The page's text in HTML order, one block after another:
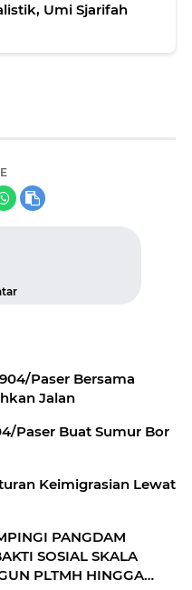
Umi Sjarifah
Paser Bersama
Jalan
Paser Buat Sumur Bor
Keimigrasian Lewat
PANGDAM
SOSIAL SKALA
PLTMH HINGGA